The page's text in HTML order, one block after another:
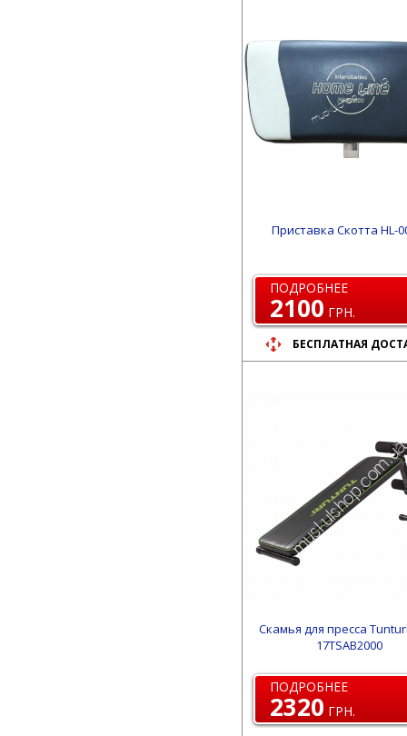
Приставка Скотта HL-
ПОДРОБНЕЕ
2100 ГРН.
БЕСПЛАТНАЯ
Скамья для пресса
17TSAB2000
ПОДРОБНЕЕ
2320 ГРН.